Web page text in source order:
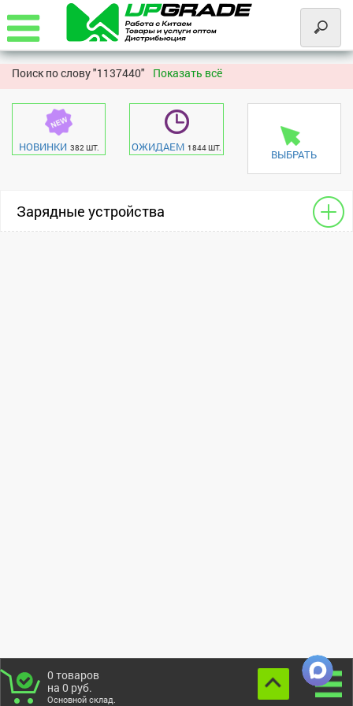
Поиск по слову "1137440" Показать всё
НОВИНКИ 382 ШТ. ОЖИДАЕМ 1844 ШТ. ВЫБРАТЬ
Зарядные устройства
0 товаров
на 0 руб.
Основной склад.